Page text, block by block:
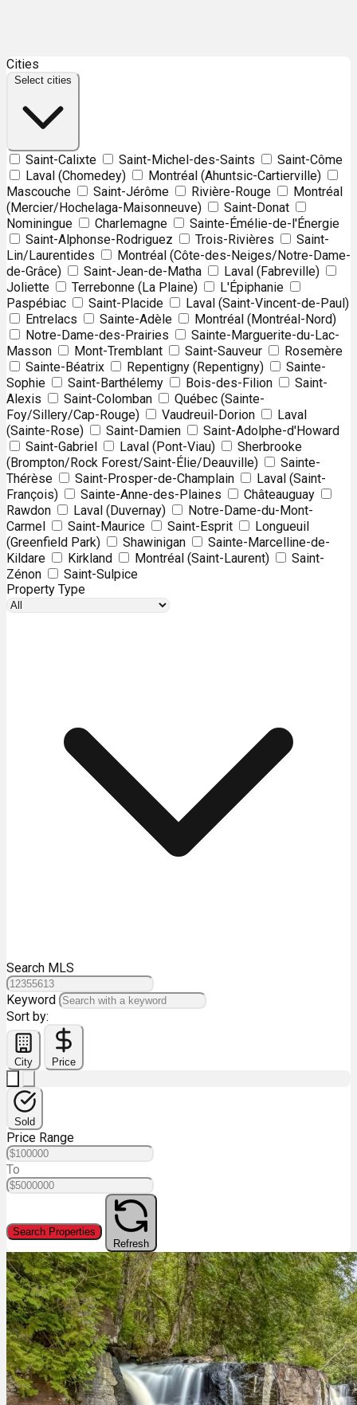
+
−
Cities
Select cities
Saint-Calixte Saint-Michel-des-Saints
Saint-Côme
Laval (Chomedey)
Montréal (Ahuntsic-Cartierville)
Mascouche
Saint-Jérôme Rivière-Rouge
Montréal
(Mercier/Hochelaga-Maisonneuve)
Saint-Donat
Nominingue
Charlemagne
Sainte-Émélie-de-l'Énergie
Saint-Alphonse-Rodriguez
Trois-Rivières
Saint-
Lin/Laurentides
Montréal (Côte-des-Neiges/Notre-Dame-
de-Grâce)
Saint-Jean-de-Matha
Laval (Fabreville)
Joliette
Terrebonne (La Plaine)
L'Épiphanie
Paspébiac
Saint-Placide
Laval (Saint-Vincent-de-Paul)
Entrelacs
Sainte-Adèle
Montréal (Montréal-Nord)
Notre-Dame-des-Prairies
Sainte-Marguerite-du-Lac-
Masson
Mont-Tremblant Saint-Sauveur
Rosemère
Sainte-Béatrix
Repentigny (Repentigny)
Sainte-
Sophie
Saint-Barthélemy Bois-des-Filion
Saint-
Alexis
Saint-Colomban
Québec (Sainte-
Foy/Sillery/Cap-Rouge)
Vaudreuil-Dorion
Laval
(Sainte-Rose)
Saint-Damien
Saint-Adolphe-d'Howard
Saint-Gabriel
Laval (Pont-Viau)
Sherbrooke
(Brompton/Rock Forest/Saint-Élie/Deauville)
Sainte-
Thérèse
Saint-Prosper-de-Champlain
Laval (Saint-
François)
Sainte-Anne-des-Plaines
Châteauguay
Rawdon
Laval (Duvernay)
Notre-Dame-du-Mont-
Carmel
Saint-Maurice Saint-Esprit
Longueuil
(Greenfield Park)
Shawinigan
Sainte-Marcelline-de-
Kildare
Kirkland Montréal (Saint-Laurent)
Saint-
Zénon
Saint-Sulpice
Property Type
Search MLS
Keyword
Sort by:
City Price
Sold
Price Range
To
Search Properties
Refresh